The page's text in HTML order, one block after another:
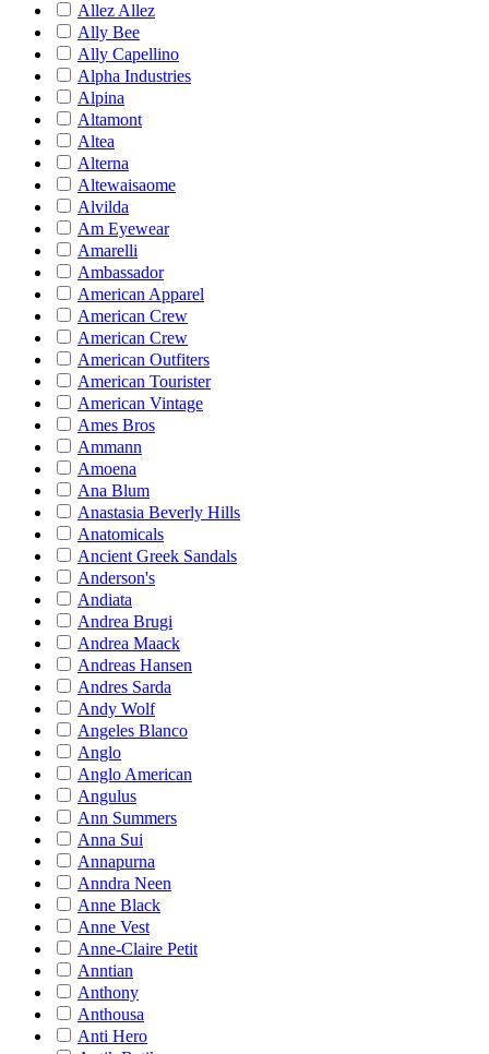
Allez Allez
Ally Bee
Ally Capellino
Alpha Industries
Alpina
Altamont
Altea
Alterna
Altewaisaome
Alvilda
Am Eyewear
Amarelli
Ambassador
American Apparel
American Crew
American Crew
American Outfiters
American Tourister
American Vintage
Ames Bros
Ammann
Amoena
Ana Blum
Anastasia Beverly Hills
Anatomicals
Ancient Greek Sandals
Anderson's
Andiata
Andrea Brugi
Andrea Maack
Andreas Hansen
Andres Sarda
Andy Wolf
Angeles Blanco
Anglo
Anglo American
Angulus
Ann Summers
Anna Sui
Annapurna
Anndra Neen
Anne Black
Anne Vest
Anne-Claire Petit
Anntian
Anthony
Anthousa
Anti Hero